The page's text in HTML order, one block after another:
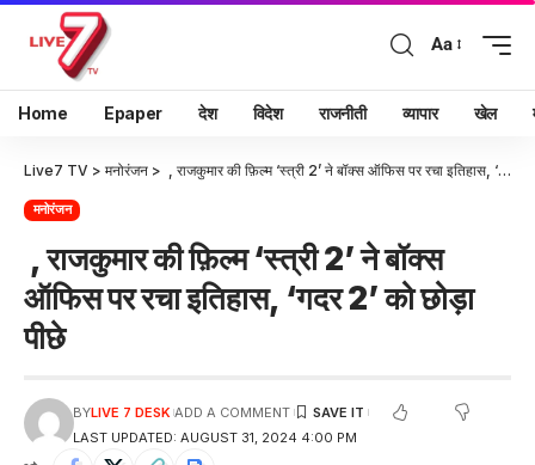
Aa
Home Epaper देश विदेश राजनीती व्यापार खेल
Live7 TV > मनोरंजन > , राजकुमार की फ़िल्म ‘स्त्री 2’ ने बॉक्स ऑफिस पर रचा इतिहास, ‘गदर 2’ को छोड़ा पीछे
मनोरंजन
, राजकुमार की फ़िल्म ‘स्त्री 2’ ने बॉक्स
ऑफिस पर रचा इतिहास, ‘गदर 2’ को छोड़ा
पीछे
LAST UPDATED: AUGUST 31, 2024 4:00 PM
BYLIVE 7 DESK ADD A COMMENT